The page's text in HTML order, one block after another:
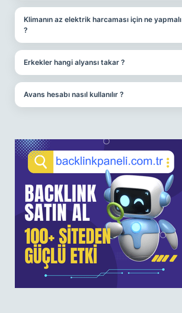
Klimanın az elektrik harcaması için ne yapmalı
?
Erkekler hangi alyansı takar ?
Avans hesabı nasıl kullanılır ?